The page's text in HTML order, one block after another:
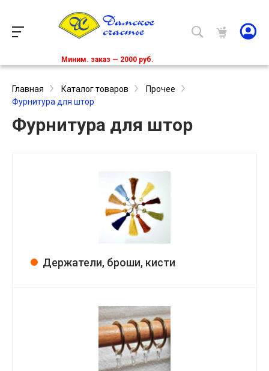
Миним. заказ — 2000 руб.
Главная Каталог товаров
Прочее
Фурнитура для штор
Фурнитура для штор
Держатели, броши, кисти